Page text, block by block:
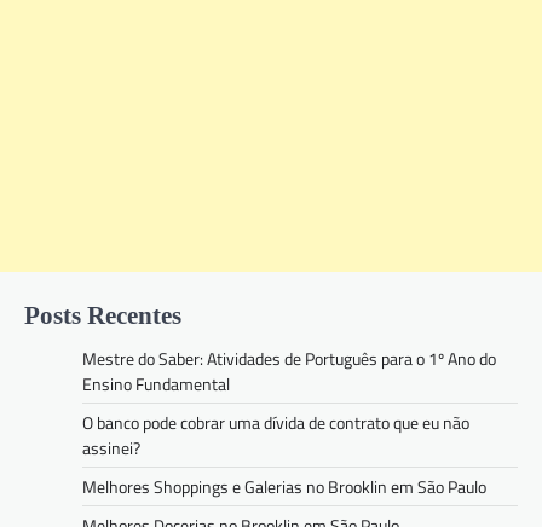
Posts Recentes
Mestre do Saber: Atividades de Português para o 1º Ano do
Ensino Fundamental
O banco pode cobrar uma dívida de contrato que eu não
assinei?
Melhores Shoppings e Galerias no Brooklin em São Paulo